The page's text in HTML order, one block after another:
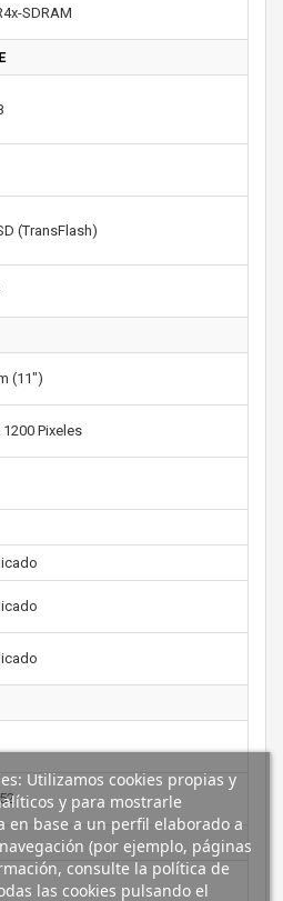
SDRAM
(TransFlash)
(11")
1200 Pixeles
Utilizamos cookies propias y
y para mostrarle
en base a un perfil elaborado a
(por ejemplo, páginas
consulte la política de
las cookies pulsando el